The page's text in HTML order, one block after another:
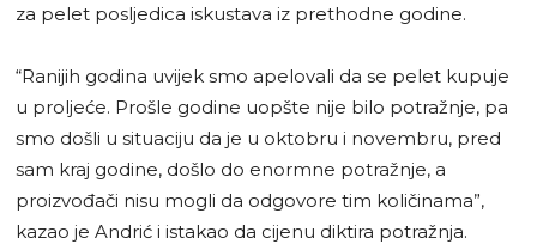
za pelet posljedica iskustava iz prethodne godine.
“Ranijih godina uvijek smo apelovali da se pelet kupuje
u proljeće. Prošle godine uopšte nije bilo potražnje, pa
smo došli u situaciju da je u oktobru i novembru, pred
sam kraj godine, došlo do enormne potražnje, a
proizvođači nisu mogli da odgovore tim količinama”,
kazao je Andrić i istakao da cijenu diktira potražnja.